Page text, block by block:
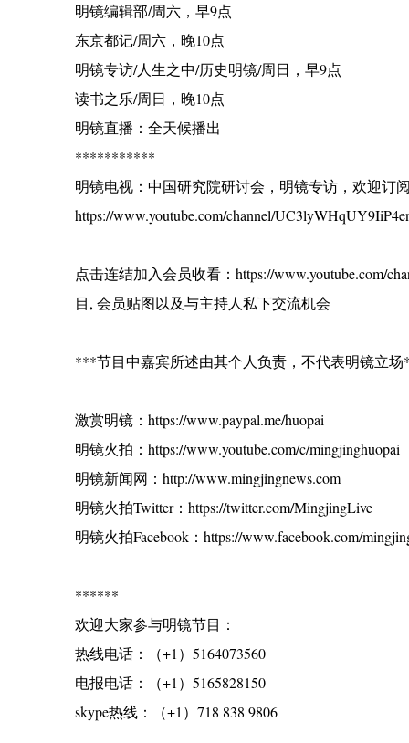
明镜编辑部/周六，早9点
东京都记/周六，晚10点
明镜专访/人生之中/历史明镜/周日，早9点
读书之乐/周日，晚10点
明镜直播：全天候播出
***********
明镜电视：中国研究院研讨会，明镜专访，欢迎订阅
https://www.youtube.com/channel/
点击连结加入会员收看：https://www.youtube.com/
目, 会员贴图以及与主持人私下交流机会
***节目中嘉宾所述由其个人负责，不代表明镜立
激赏明镜：https://www.paypal.me/huopai
明镜火拍：https://www.youtube.com/c/mingjinghuopai
明镜新闻网：http://www.mingjingnews.com
明镜火拍Twitter：https://twitter.com/MingjingLive
明镜火拍Facebook：https://www.facebook.com/
******
欢迎大家参与明镜节目：
热线电话：（+1）5164073560
电报电话：（+1）5165828150
skype热线：（+1）718 838 9806